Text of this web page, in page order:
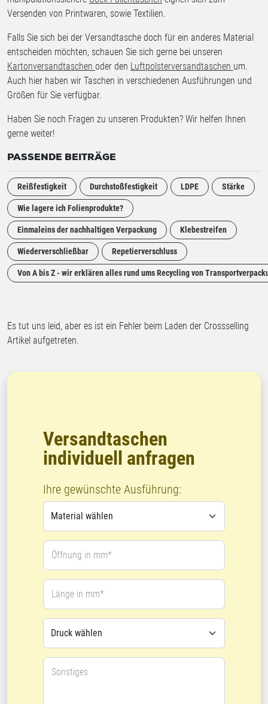
Versenden von Printwaren, sowie Textilien.
Falls Sie sich bei der Versandtasche doch für ein anderes Material
entscheiden möchten, schauen Sie sich gerne bei unseren
Kartonversandtaschen oder den Luftpolsterversandtaschen um.
Auch hier haben wir Taschen in verschiedenen Ausführungen und
Größen für Sie verfügbar.
Haben Sie noch Fragen zu unseren Produkten? Wir helfen Ihnen
gerne weiter!
PASSENDE BEITRÄGE
Reißfestigkeit Durchstoßfestigkeit LDPE Stärke
Wie lagere ich Folienprodukte?
Einmaleins der nachhaltigen Verpackung Klebestreifen
Wiederverschließbar Repetierverschluss
Von A bis Z - wir erklären alles rund ums Recycling von
Es tut uns leid, aber es ist ein Fehler beim Laden der Crossselling
Artikel aufgetreten.
Versandtaschen
individuell anfragen
Ihre gewünschte Ausführung:
Öffnung in mm*
Länge in mm*
Sonstiges